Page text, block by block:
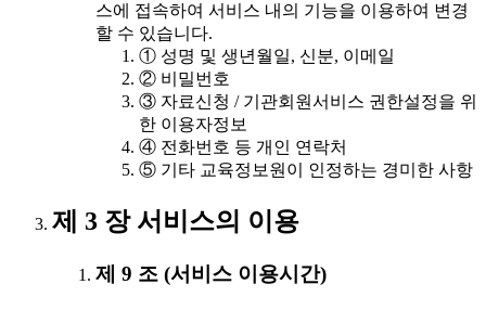
스에 접속하여 서비스 내의 기능을 이용하여 변경
할 수 있습니다.
① 성명 및 생년월일, 신분, 이메일
② 비밀번호
③ 자료신청 / 기관회원서비스 권한설정을 위
한 이용자정보
④ 전화번호 등 개인 연락처
⑤ 기타 교육정보원이 인정하는 경미한 사항
제 3 장 서비스의 이용
제 9 조 (서비스 이용시간)